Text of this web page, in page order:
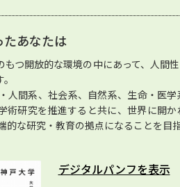
あなたは
つ開放的な環境の中にあって、人間
人間系、社会系、自然系、生命・医
術研究を推進すると共に、世界に開
的な研究・教育の拠点になることを目指
デジタルパンフを表示